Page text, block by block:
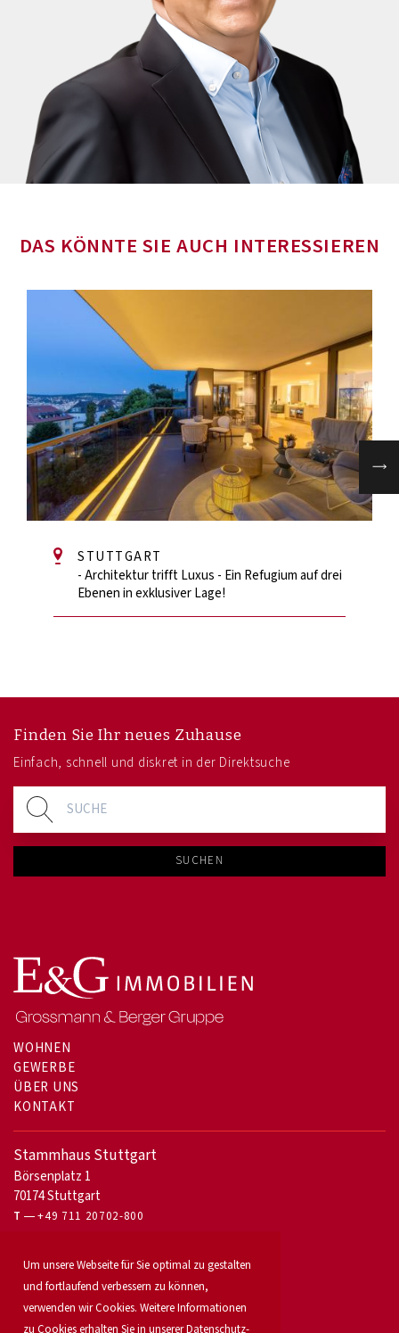
DAS KÖNNTE SIE AUCH INTERESSIEREN
STUTTGART
- Architektur trifft Luxus - Ein Refugium auf drei
Ebenen in exklusiver Lage!
Finden Sie Ihr neues Zuhause
Einfach, schnell und diskret in der Direktsuche
SUCHEN
WOHNEN
GEWERBE
ÜBER UNS
KONTAKT
Stammhaus Stuttgart
Börsenplatz 1
70174 Stuttgart
T +49 711 20702-800
Für Eigentümer
Unser Service
Objekt anbieten
Für Bauträger
Um unsere Webseite für Sie optimal zu gestalten
und fortlaufend verbessern zu können,
verwenden wir Cookies. Weitere Informationen
zu Cookies erhalten Sie in unserer Daten­schutz­